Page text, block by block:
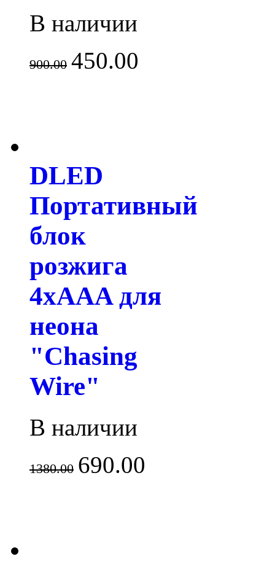
В наличии
900.00 450.00
DLED
Портативный
блок
розжига
4xAAA для
неона
"Chasing
Wire"
В наличии
1380.00 690.00